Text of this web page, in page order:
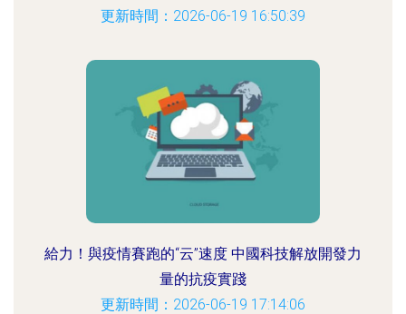
更新時間：2026-06-19 16:50:39
給力！與疫情賽跑的“云”速度 中國科技解放開發力
量的抗疫實踐
更新時間：2026-06-19 17:14:06